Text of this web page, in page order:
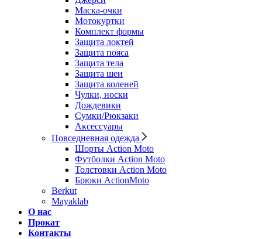
Маска-очки
Мотокуртки
Комплект формы
Защита локтей
Защита пояса
Защита тела
Защита шеи
Защита коленей
Чулки, носки
Дождевики
Сумки/Рюкзаки
Аксессуары
Повседневная одежда
Шорты Action Moto
Футболки Action Moto
Толстовки Action Moto
Брюки ActionMoto
Berkut
Mayaklab
О нас
Прокат
Контакты